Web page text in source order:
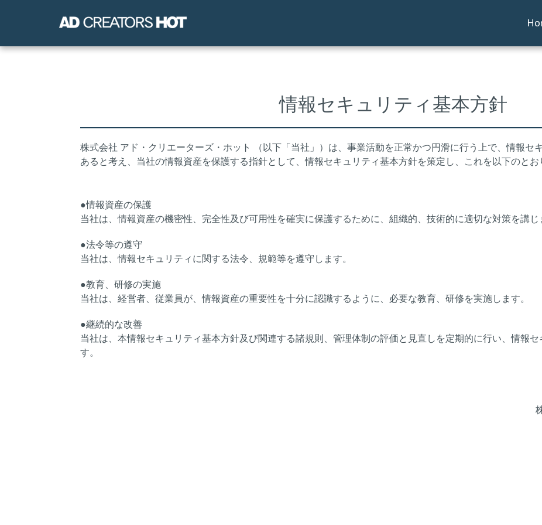
情報セキュリティ基本方針
株式会社 アド・クリエーターズ・ホット （以下「当社」）は、事業活動を正常かつ円滑に行う上で、情報セ
あると考え、当社の情報資産を保護する指針として、情報セキュリティ基本方針を策定し、これを以下のとお
●情報資産の保護
当社は、情報資産の機密性、完全性及び可用性を確実に保護するために、組織的、技術的に適切な対策を講じ
●法令等の遵守
当社は、情報セキュリティに関する法令、規範等を遵守します。
●教育、研修の実施
当社は、経営者、従業員が、情報資産の重要性を十分に認識するように、必要な教育、研修を実施します。
●継続的な改善
当社は、本情報セキュリティ基本方針及び関連する諸規則、管理体制の評価と見直しを定期的に行い、情報
す。